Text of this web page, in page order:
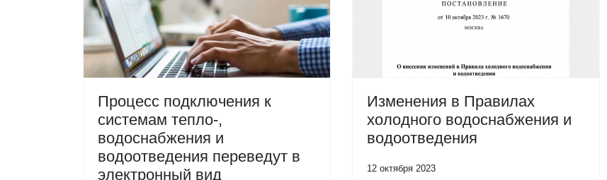
Процесс подключения к
системам тепло-,
водоснабжения и
водоотведения переведут в
электронный вид
Изменения в Правилах
холодного водоснабжения и
водоотведения
12 октября 2023